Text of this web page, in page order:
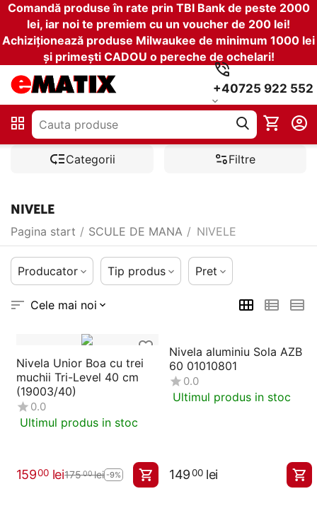
Comandă produse în rate prin TBI Bank de peste 2000
lei, iar noi te premiem cu un voucher de 200 lei!
Achiziționează produse Milwaukee de minimum 1000 lei
și primești CADOU o pereche de ochelari!
+40725 922 552
Categorii Filtre
NIVELE
Pagina start / SCULE DE MANA / NIVELE
Producator Tip produs Pret
Cele mai noi
Nivela Unior Boa cu trei
muchii Tri-Level 40 cm
(19003/40)
0.0
Ultimul produs in stoc
15900 lei17500lei -9%
Nivela aluminiu Sola AZB
60 01010801
0.0
Ultimul produs in stoc
14900 lei